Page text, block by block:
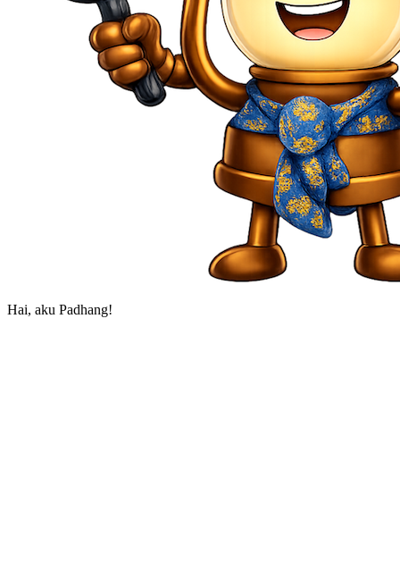
Klik aku untuk tahu